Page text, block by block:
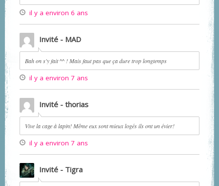
il y a environ 6 ans
Invité - MAD
Bah on s'y fait ^^ ! Mais faut pas que ça dure trop longtemps
il y a environ 7 ans
Invité - thorias
Vive la cage à lapin! Même eux sont mieux logés ils ont un évier!
il y a environ 7 ans
Invité - Tigra